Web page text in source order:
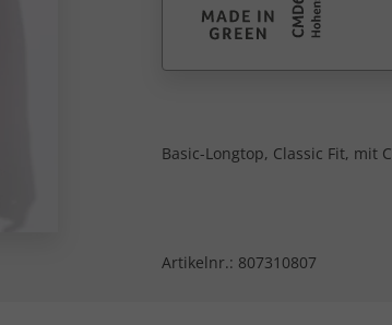
Basic-Longtop, Classic Fit, mit
Artikelnr.: 807310807